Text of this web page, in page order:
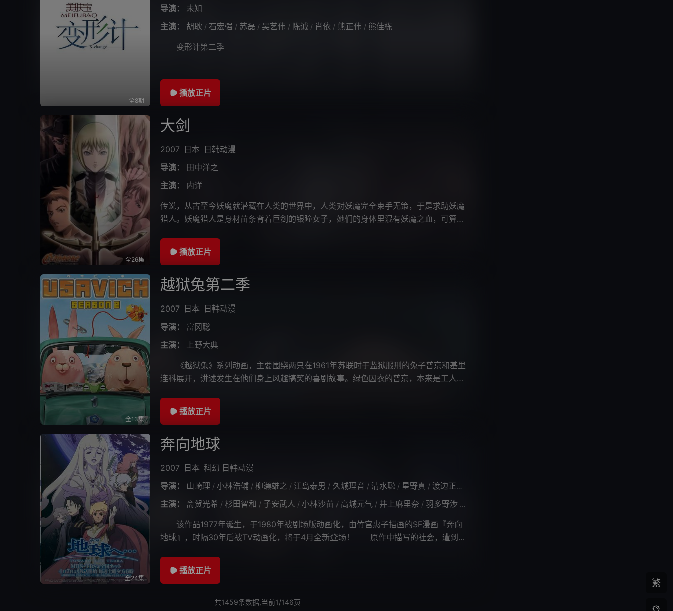
全8期
导演：
未知
主演：
胡耿 / 石宏强 / 苏磊 / 吴艺伟 / 陈诚 / 肖依 / 熊正伟 / 熊佳栋
变形计第二季
播放正片
全26集
大剑
2007 日本
日韩动漫
导演：
田中洋之
主演：
内详
传说，从古至今妖魔就潜藏在人类的世界中，人类对妖魔完全束手无策，于是求助妖魔
猎人。妖魔猎人是身材苗条背着巨剑的银瞳女子，她们的身体里混有妖魔之血，可算是
播放正片
全13集
越狱兔第二季
2007 日本
日韩动漫
导演：
富冈聡
主演：
上野大典
《越狱兔》系列动画，主要围绕两只在1961年苏联时于监狱服刑的兔子普京和基里
连科展开，讲述发生在他们身上风趣搞笑的喜剧故事。绿色囚衣的普京，本来是工人，
播放正片
全24集
奔向地球
2007 日本 科幻 日韩动漫
导演：
山崎理 / 小林浩辅 / 柳濑雄之 / 江岛泰男 / 久城理音 / 清水聪 / 星野真 / 渡边正树
主演：
斋贺光希 / 杉田智和 / 子安武人 / 小林沙苗 / 高城元气 / 井上麻里奈 / 羽多野涉 / 增田由纪
该作品1977年诞生，于1980年被剧场版动画化，由竹宫惠子描画的SF漫画『奔向
地球』，时隔30年后被TV动画化，将于4月全新登场！ 原作中描写的社会，遭到
播放正片
共1459条数据,当前1/146页
繁
